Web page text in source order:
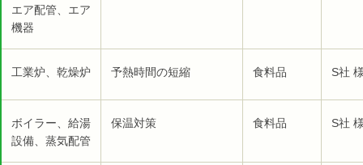
エア配管、エア
機器
工業炉、乾燥炉 予熱時間の短縮 食料品 S社
ボイラー、給湯
設備、蒸気配管
保温対策 食料品 S社